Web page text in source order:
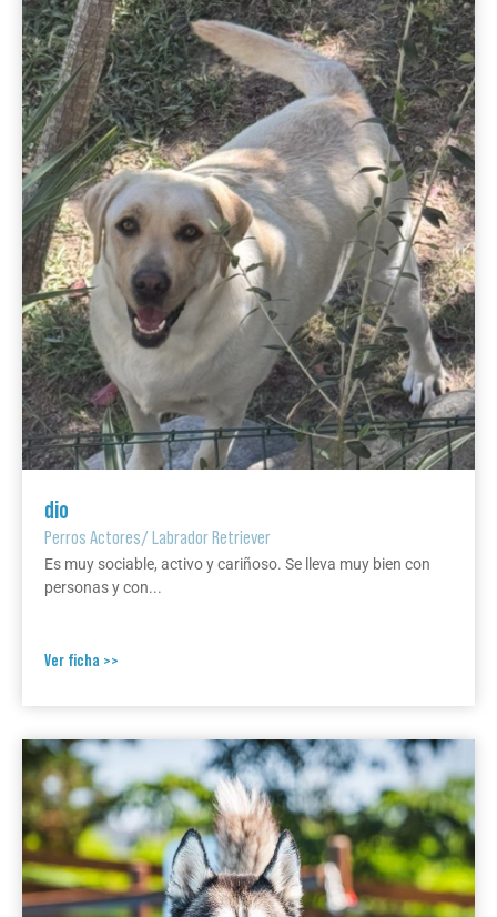
dio
Perros Actores/Labrador Retriever
Es muy sociable, activo y cariñoso. Se lleva muy bien con
personas y con...
Ver ficha >>